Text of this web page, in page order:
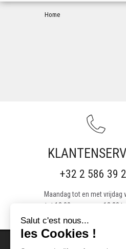
Home
+32 2 586 39
Maandag tot en met vrijdag
tot 12.00 uur en van 13.30